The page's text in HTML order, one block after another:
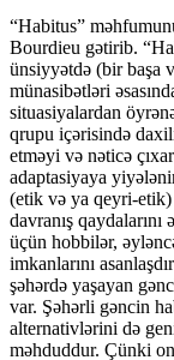
“Habitus”
Bourdieu gətirib.
ünsiyyətdə (bir başa
münasibətləri
situasiyalardan
qrupu içərisində
etməyi və nəticə
adaptasiyaya
(etik və ya qeyri-
davranış
üçün hobbilər,
imkanlarını
şəhərdə yaşayan
var. Şəhərli gəncin
alternativlərini də
məhduddur. Çünki